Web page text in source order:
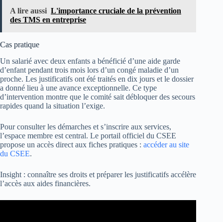
A lire aussi L'importance cruciale de la prévention
des TMS en entreprise
Cas pratique
Un salarié avec deux enfants a bénéficié d’une aide garde
d’enfant pendant trois mois lors d’un congé maladie d’un
proche. Les justificatifs ont été traités en dix jours et le dossier
a donné lieu à une avance exceptionnelle. Ce type
d’intervention montre que le comité sait débloquer des secours
rapides quand la situation l’exige.
Pour consulter les démarches et s’inscrire aux services,
l’espace membre est central. Le portail officiel du CSEE
propose un accès direct aux fiches pratiques : accéder au site
du CSEE.
Insight : connaître ses droits et préparer les justificatifs accélère
l’accès aux aides financières.